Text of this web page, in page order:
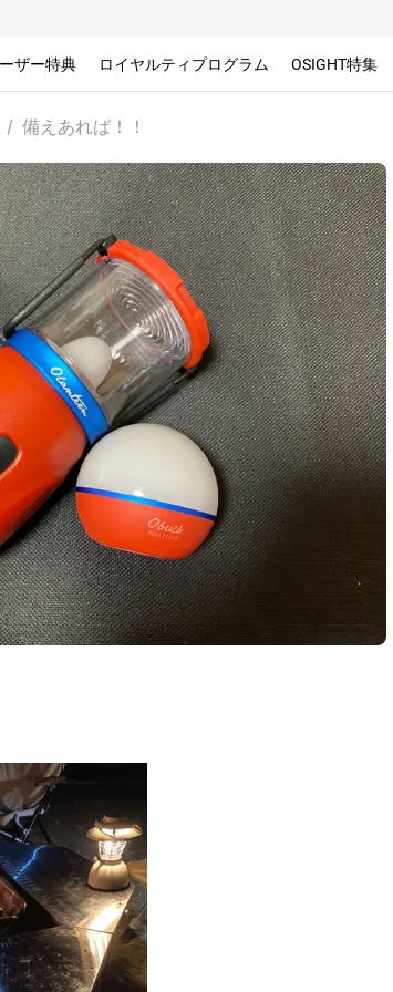
ザー特典 ロイヤルティプログラム OSIGHT特集
/ 備えあれば！！